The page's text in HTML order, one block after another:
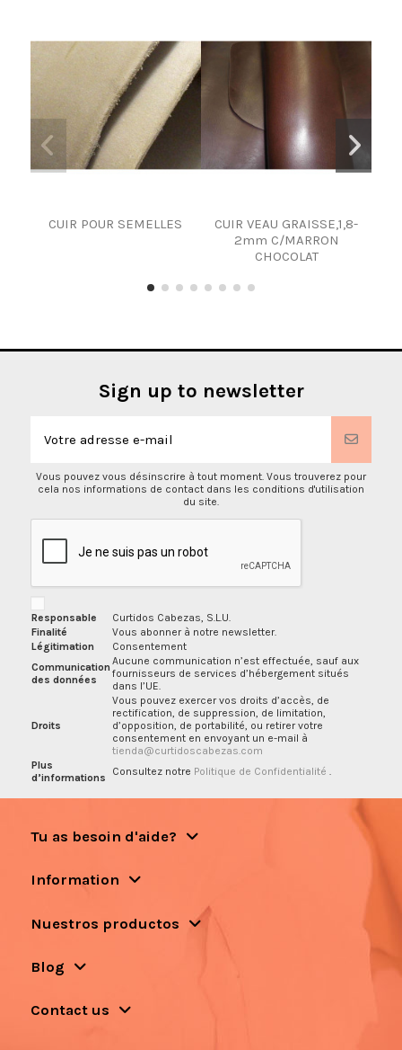
CUIR POUR SEMELLES
CUIR VEAU GRAISSE,1,8-
2mm C/MARRON
CHOCOLAT
Sign up to newsletter
Vous pouvez vous désinscrire à tout moment. Vous trouverez pour
cela nos informations de contact dans les conditions d'utilisation
du site.
Responsable
Curtidos Cabezas, S.L.U.
Finalité
Vous abonner à notre newsletter.
Légitimation
Consentement
Communication
des données
Aucune communication n’est effectuée, sauf aux
fournisseurs de services d’hébergement situés
dans l’UE.
Droits
Vous pouvez exercer vos droits d’accès, de
rectification, de suppression, de limitation,
d’opposition, de portabilité, ou retirer votre
consentement en envoyant un e-mail à
tienda@curtidoscabezas.com
Plus
d’informations
Consultez notre Politique de Confidentialité
Tu as besoin d'aide?
Information
Nuestros productos
Blog
Contact us